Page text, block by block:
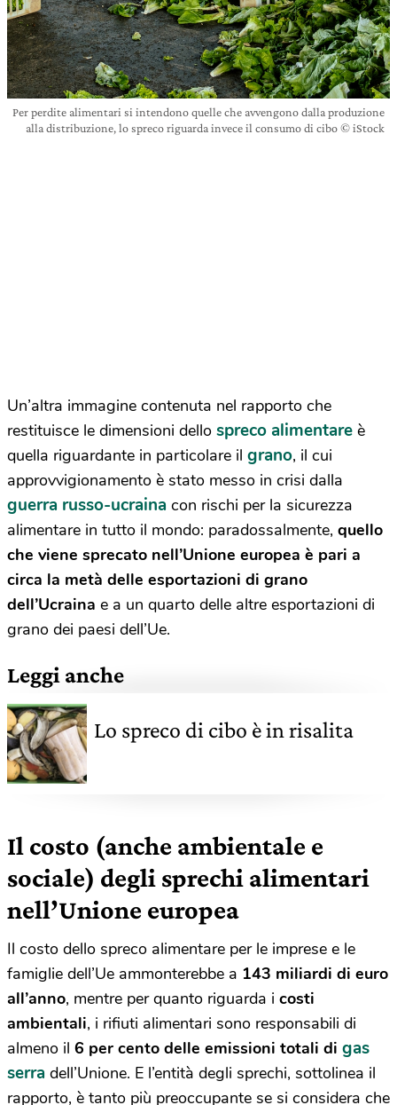
Per perdite alimentari si intendono quelle che avvengono dalla produzione
alla distribuzione, lo spreco riguarda invece il consumo di cibo © iStock
Un’altra immagine contenuta nel rapporto che
restituisce le dimensioni dello spreco alimentare è
quella riguardante in particolare il grano, il cui
approvvigionamento è stato messo in crisi dalla
guerra russo-ucraina con rischi per la sicurezza
alimentare in tutto il mondo: paradossalmente, quello
che viene sprecato nell’Unione europea è pari a
circa la metà delle esportazioni di grano
dell’Ucraina e a un quarto delle altre esportazioni di
grano dei paesi dell’Ue.
Leggi anche
Lo spreco di cibo è in risalita
Il costo (anche ambientale e
sociale) degli sprechi alimentari
nell’Unione europea
Il costo dello spreco alimentare per le imprese e le
famiglie dell’Ue ammonterebbe a 143 miliardi di euro
all’anno, mentre per quanto riguarda i costi
ambientali, i rifiuti alimentari sono responsabili di
almeno il 6 per cento delle emissioni totali di gas
serra dell’Unione. E l’entità degli sprechi, sottolinea il
rapporto, è tanto più preoccupante se si considera che